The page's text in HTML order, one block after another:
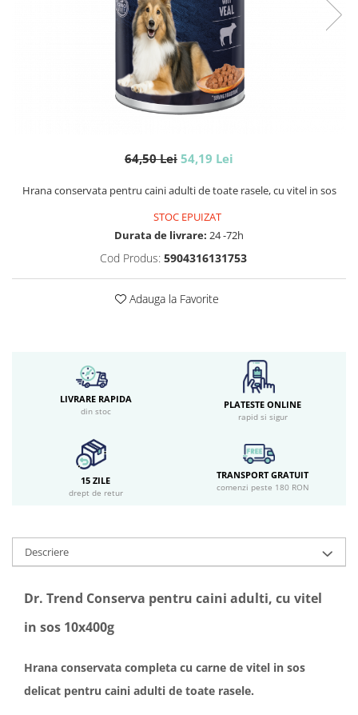
64,50 Lei 54,19 Lei
Hrana conservata pentru caini adulti de toate rasele, cu vitel in sos
STOC EPUIZAT
Durata de livrare: 24 -72h
Cod Produs: 5904316131753
Adauga la Favorite
LIVRARE RAPIDA
din stoc
PLATESTE ONLINE
rapid si sigur
15 ZILE
drept de retur
TRANSPORT GRATUIT
comenzi peste 180 RON
Descriere
Dr. Trend Conserva pentru caini adulti, cu vitel
in sos 10x400g
Hrana conservata completa cu carne de vitel in sos
delicat pentru caini adulti de toate rasele.